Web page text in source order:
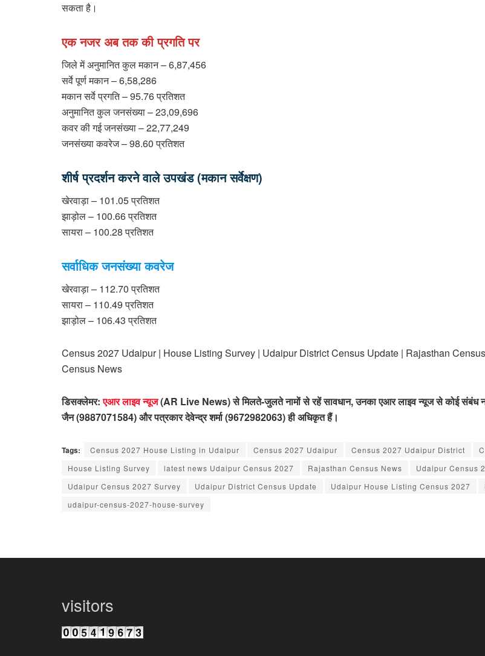
सकता है।
एक नजर अब तक की प्रगति पर
जिले में अनुमानित कुल मकान – 6,87,456
सर्वे पूर्ण मकान – 6,58,286
मकान सर्वे प्रगति – 95.76 प्रतिशत
अनुमानित कुल जनसंख्या – 23,09,696
कवर की गई जनसंख्या – 22,77,249
जनसंख्या कवरेज – 98.60 प्रतिशत
शीर्ष प्रदर्शन करने वाले उपखंड (मकान सर्वेक्षण)
खेरवाड़ा – 101.05 प्रतिशत
झाड़ोल – 100.66 प्रतिशत
सायरा – 100.28 प्रतिशत
सर्वाधिक जनसंख्या कवरेज
खेरवाड़ा – 112.70 प्रतिशत
सायरा – 110.49 प्रतिशत
झाड़ोल – 106.43 प्रतिशत
Census 2027 Udaipur | House Listing Survey | Udaipur District Census Update | Rajasthan
Census News
डिसक्लेमर:एआर लाइव न्यूज(AR Live News) से मिलते-जुलते नामों से रहें सावधान, उनका एआर लाइव न्यूज से कोई संबंध
जैन (9887071584) और पत्रकार देवेन्द्र शर्मा (9672982063) ही अधिकृत हैं।
Tags: Census 2027 House Listing in Udaipur Census 2027 Udaipur Census 2027 Udaipur District
House Listing Survey
latest news Udaipur Census 2027 Rajasthan Census News Udaipur Census
Udaipur Census 2027 Survey
Udaipur District Census Update Udaipur House Listing Census 2027
udaipur-census-2027-house-survey
visitors